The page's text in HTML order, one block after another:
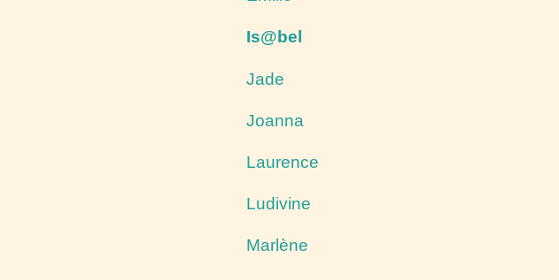
Is@bel
Jade
Joanna
Laurence
Ludivine
Marlène